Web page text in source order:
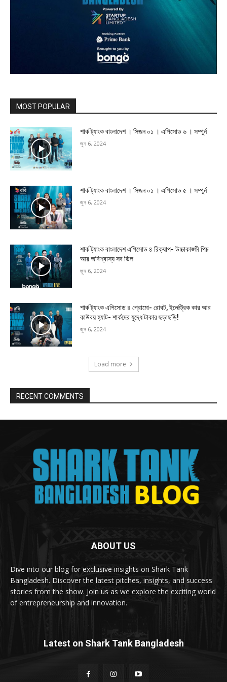
MOST POPULAR
শার্ক ট্যাংক বাংলাদেশ । সিজন ০১ । এপিসোড ৬ । সম্পুর্ন
জুন 6, 2024
শার্ক ট্যাংক বাংলাদেশ । সিজন ০১ । এপিসোড ৫ । সম্পুর্ন
জুন 6, 2024
শার্ক ট্যাংক বাংলাদেশ এপিসোড ৪ রিক্যাপ- উচ্চাকাঙ্ক্ষী পিচ
আর অবিশ্বাস্য সব ডিল
জুন 6, 2024
শার্ক ট্যাংক এপিসোড ৪ প্রোমো- রোবট, ইলেক্ট্রিক কার আর
কাউবয় হ্যাট- শার্কদের যুদ্ধে টাকার ছড়াছড়ি!
জুন 6, 2024
Load more
RECENT COMMENTS
ABOUT US
Dive into our blog for exclusive insights on Shark Tank
Bangladesh. Discover the latest pitches, insights, and success
stories from the show. Join us as we explore the exciting world
of entrepreneurship and innovation.
Latest on Shark Tank Bangladesh